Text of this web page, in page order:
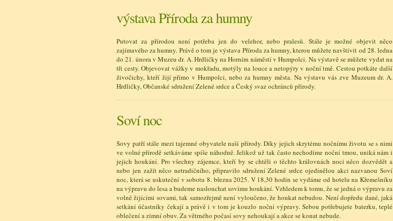
výstava Příroda za humny
Putovat za přírodou není potřeba jen do velehor, nebo pralesů. Stále je možné objevit něco
zajímavého za humny. Právě o tom je výstava Příroda za humny, kterou můžete navštívit od 28. ledna
do 21. února v Muzeu dr. A. Hrdličky na Horním náměstí v Humpolci. Na výstavě se můžete vydat na
tři cesty. Objevovat vážky v mokřadu, motýly na louce a netopýry v noční tmě. Cestou potkáte další
živočichy, kteří žijí přímo v Humpolci, nebo za humny města. Na výstavu vás zve Muzeum dr. A.
Hrdličky, Občanské sdružení Zelené srdce a Český svaz ochránců přírody.
Soví noc
Sovy patří stále mezi tajemné obyvatele naší přírody. Díky jejich skrytému nočnímu životu se s nimi
ve volné přírodě setkáváme spíše náhodně. Jelikož už tak často nechodíme noční tmou, uniká nám i
jejich houkání. Pro všechny zájemce, kteří by se chtěli o těchto královnách noci něco dozvědět a
nebo jen zažít něco netradičního, připravilo sdružení Zelené srdce ojedinělou akci nazvanou Soví
noc, která se uskuteční v sobotu 8. března 2025. V 18,30 hodin se vydáme od hotelu na Křemešníku
na výpravu do lesa a budeme naslouchat sovímu houkání. Vzhledem k tomu, že se jedná o výpravu za
volně žijícími sovami, tak samozřejmě není vyloučeno, že houkat nebudou. Není dopředu dané, jaká
setkání účastníky čekají a právě i v tom je kouzlo noční výpravy. Sebou potřebujete baterku, teplé
oblečení a zimní obuv. Za větrného počasí sovy nehoukají a akce se konat nebude.